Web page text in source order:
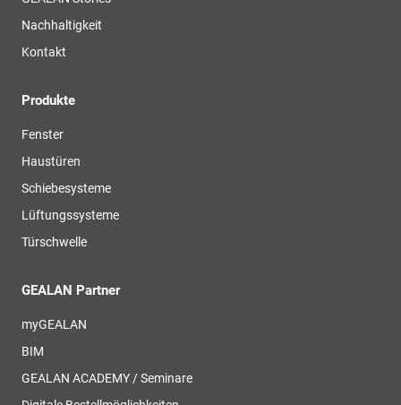
Nachhaltigkeit
Kontakt
Produkte
Fenster
Haustüren
Schiebesysteme
Lüftungssysteme
Türschwelle
GEALAN Partner
myGEALAN
BIM
GEALAN ACADEMY / Seminare